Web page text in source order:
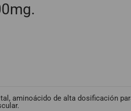
aminoácido de alta dosificación